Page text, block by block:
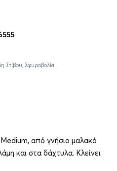
Στίβου Σφυροβολία
από γνήσιο μαλακό
και στα δάχτυλα. Κλείνει